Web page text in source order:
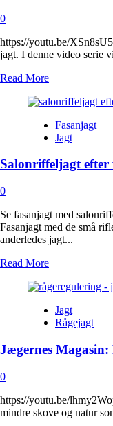
0
https://youtu.be/
jagt. I denne video serie
Read MoreRead
about
Rågeregulering
Fasanjagt
Jagt
Salonriffeljagt efter
0
Se fasanjagt med
Fasanjagt med de små
anderledes jagt...
Read MoreRead
about
efter
fasan
Jagt
Rågejagt
Jægernes Magasin:
0
https://youtu.be/
mindre skove og natur